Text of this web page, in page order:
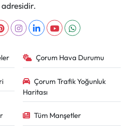
adresidir.
Çorum Hava Durumu
Çorum Trafik Yoğunluk
Haritası
Tüm Manşetler